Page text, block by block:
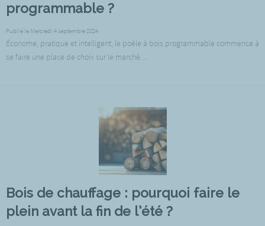
programmable ?
Publié le Mercredi 4 septembre 2024
Économe, pratique et intelligent, le poêle à bois programmable commence à
se faire une place de choix sur le marché ...
Bois de chauffage : pourquoi faire le
plein avant la fin de l’été ?